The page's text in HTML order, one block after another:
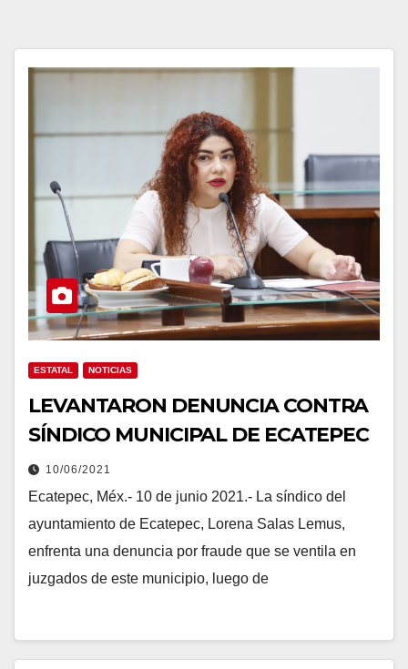
ESTATAL NOTICIAS
LEVANTARON DENUNCIA CONTRA
SÍNDICO MUNICIPAL DE ECATEPEC
10/06/2021
Ecatepec, Méx.- 10 de junio 2021.- La síndico del
ayuntamiento de Ecatepec, Lorena Salas Lemus,
enfrenta una denuncia por fraude que se ventila en
juzgados de este municipio, luego de